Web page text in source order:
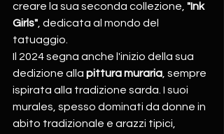
creare la sua seconda collezione, "Ink
Girls", dedicata al mondo del
tatuaggio.
Il 2024 segna anche l'inizio della sua
dedizione alla pittura muraria, sempre
ispirata alla tradizione sarda. I suoi
murales, spesso dominati da donne in
abito tradizionale e arazzi tipici,